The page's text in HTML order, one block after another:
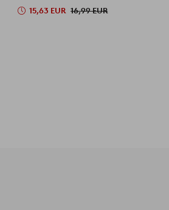
15,63 EUR 16,99 EUR